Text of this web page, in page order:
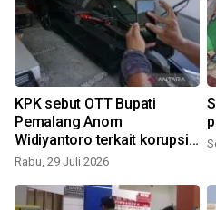
KPK sebut OTT Bupati
Pemalang Anom
Widiyantoro terkait korupsi
proyek dan jual beli jabatan
Rabu, 29 Juli 2026